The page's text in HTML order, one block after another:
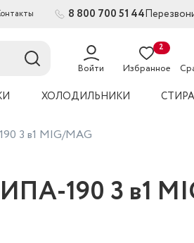
8 800 700 51 44
Войти Избранное
2
ХОЛОДИЛЬНИКИ
3 в1 MIG/MAG
190 3 в1